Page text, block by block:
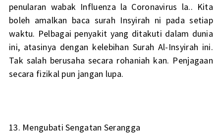
penularan wabak Influenza la Coronavirus la.. Kita
boleh amalkan baca surah Insyirah ni pada setiap
waktu. Pelbagai penyakit yang ditakuti dalam dunia
ini, atasinya dengan kelebihan Surah Al-Insyirah ini.
Tak salah berusaha secara rohaniah kan. Penjagaan
secara fizikal pun jangan lupa.
13. Mengubati Sengatan Serangga